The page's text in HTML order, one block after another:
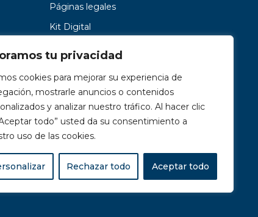
tu privacidad
cookies para mejorar su experiencia de
mostrarle anuncios o contenidos
y analizar nuestro tráfico. Al hacer clic
todo” usted da su consentimiento a
uso de las cookies.
Rechazar todo Aceptar todo
Páginas legales
Kit Digital